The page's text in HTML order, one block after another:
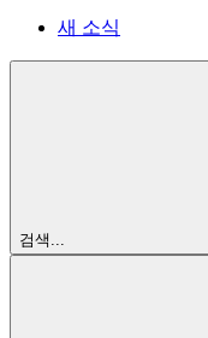
새 소식
검색...